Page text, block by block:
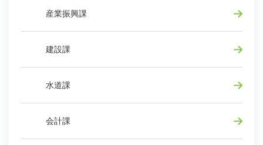
産業振興課
建設課
水道課
会計課